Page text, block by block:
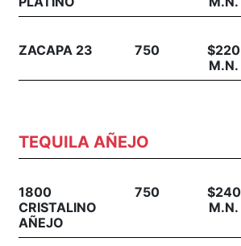
ZACAPA 23 750
$220
M.N.
TEQUILA AÑEJO
1800
CRISTALINO
AÑEJO
750
$240
M.N.